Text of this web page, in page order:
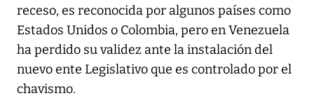
receso, es reconocida por algunos países como
Estados Unidos o Colombia, pero en Venezuela
ha perdido su validez ante la instalación del
nuevo ente Legislativo que es controlado por el
chavismo.